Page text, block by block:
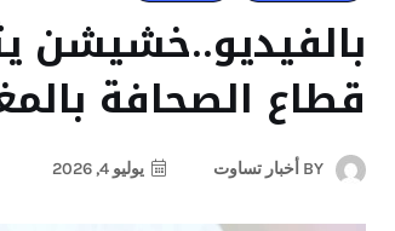
بالفيديو..خشيشن
قطاع الصحافة
BY أخبار تساوت يوليو 4, 2026